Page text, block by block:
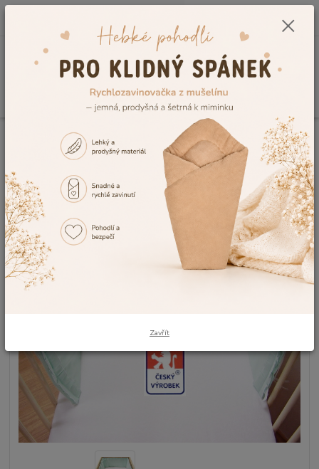
0,00 Kč
Vše do postýlky Mantinely do postýlky
Froté mantinely
Mantinel do postýlky Dětský svět plátýnkový zelený
Mantinel do postýlky Dětský svět
plátýnkový zelený
Zavřít